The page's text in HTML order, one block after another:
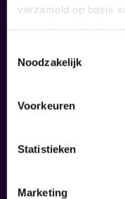
verzameld op basis
Noodzakelijk
Voorkeuren
Statistieken
Marketing
overige